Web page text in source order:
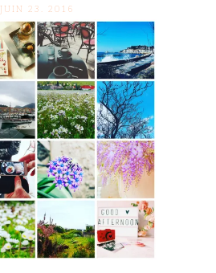
JUIN 23. 2016